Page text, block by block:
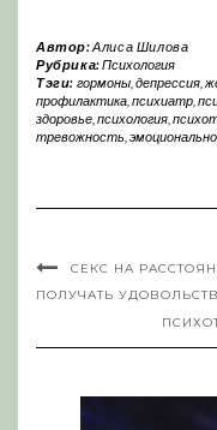
Автор:Алиса Шилова
Рубрика:Психология
Тэги: гормоны, депрессия,
профилактика психиатр
здоровье психология
тревожность
СЕКС НА
ПОЛУЧАТЬ